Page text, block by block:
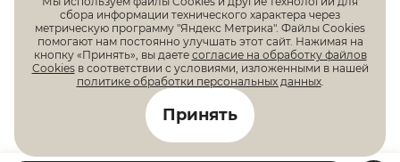
Все права защищены. Информация, размещенная на
данной странице, не является публичной офертой
сбора информации технического характера через
метрическую программу "Яндекс Метрика". Файлы Cookies
помогают нам постоянно улучшать этот сайт. Нажимая на
кнопку «Принять», вы даете согласие на обработку файлов
Cookiesв соответствии с условиями, изложенными в нашей
политике обработки персональных данных.
Принять